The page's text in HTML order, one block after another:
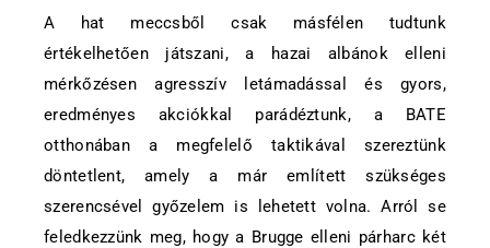
A hat meccsből csak másfélen tudtunk
értékelhetően játszani, a hazai albánok elleni
mérkőzésen agresszív letámadással és gyors,
eredményes akciókkal parádéztunk, a BATE
otthonában a megfelelő taktikával szereztünk
döntetlent, amely a már említett szükséges
szerencsével győzelem is lehetett volna. Arról se
feledkezzünk meg, hogy a Brugge elleni párharc két